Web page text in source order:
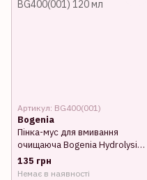
Артикул: BG400(001)
Bogenia
Пінка-мус для вмивання
очищаюча Bogenia Hydrolysis
Crystal BG400(001) 120 мл
135 грн
Немає в наявності